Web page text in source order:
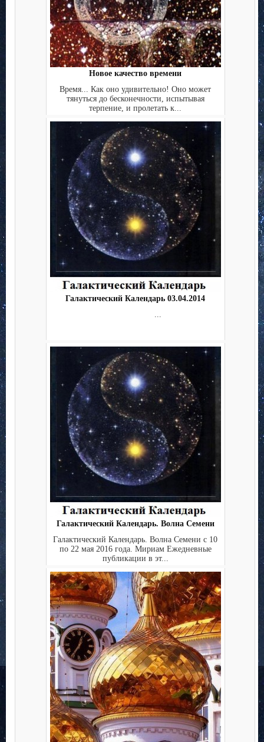
Новое качество времени
Время... Как оно удивительно! Оно может
тянуться до бесконечности, испытывая
терпение, и пролетать к...
Галактический Календарь 03.04.2014
Галактический Календарь. Волна Семени
Галактический Календарь. Волна Семени с 10
по 22 мая 2016 года. Мириам Ежедневные
публикации в эт...